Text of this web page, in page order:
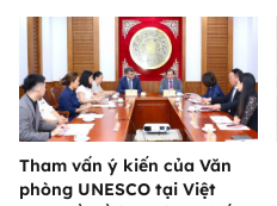
Tham vấn ý kiến của Văn
phòng UNESCO tại Việt